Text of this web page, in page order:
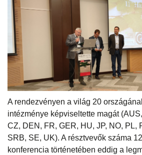
A rendezvényen a világ 20
intézménye képviseltette magát
CZ, DEN, FR, GER, HU, JP, NO, PL,
SRB, SE, UK). A résztvevők száma
konferencia történetében eddig a